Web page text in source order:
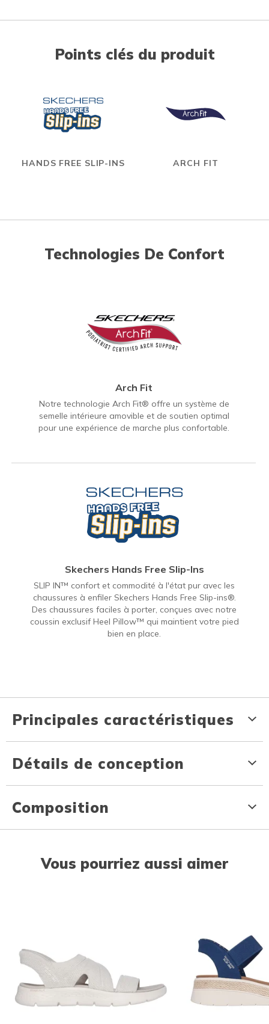
Points clés du produit
HANDS FREE SLIP-INS ARCH FIT
Technologies De Confort
Arch Fit
Notre technologie Arch Fit® offre un système de
semelle intérieure amovible et de soutien optimal
pour une expérience de marche plus confortable.
Skechers Hands Free Slip-Ins
SLIP IN™ confort et commodité à l'état pur avec les
chaussures à enfiler Skechers Hands Free Slip-ins®.
Des chaussures faciles à porter, conçues avec notre
coussin exclusif Heel Pillow™ qui maintient votre pied
bien en place.
Principales caractéristiques
Détails de conception
Composition
Vous pourriez aussi aimer